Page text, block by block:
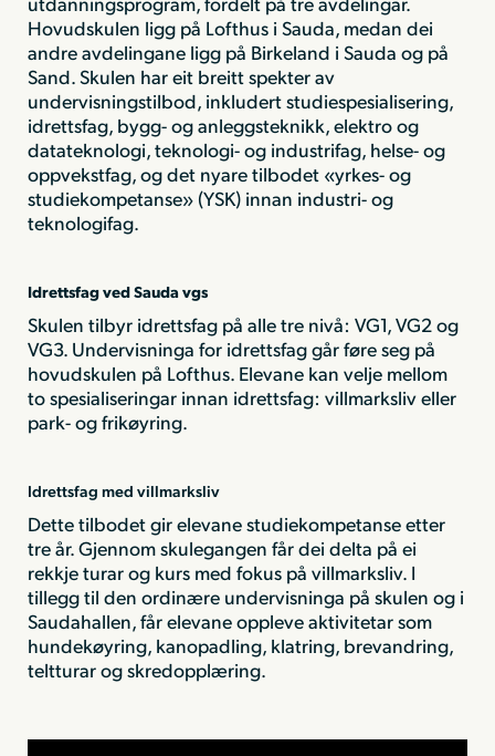
Hovudskulen ligg på Lofthus i Sauda, medan dei
andre avdelingane ligg på Birkeland i Sauda og på
Sand. Skulen har eit breitt spekter av
undervisningstilbod, inkludert studiespesialisering,
idrettsfag, bygg- og anleggsteknikk, elektro og
datateknologi, teknologi- og industrifag, helse- og
oppvekstfag, og det nyare tilbodet «yrkes- og
studiekompetanse» (YSK) innan industri- og
teknologifag.
Idrettsfag ved Sauda vgs
Skulen tilbyr idrettsfag på alle tre nivå: VG1, VG2 og
VG3. Undervisninga for idrettsfag går føre seg på
hovudskulen på Lofthus. Elevane kan velje mellom
to spesialiseringar innan idrettsfag: villmarksliv eller
park- og frikøyring.
Idrettsfag med villmarksliv
Dette tilbodet gir elevane studiekompetanse etter
tre år. Gjennom skulegangen får dei delta på ei
rekkje turar og kurs med fokus på villmarksliv. I
tillegg til den ordinære undervisninga på skulen og i
Saudahallen, får elevane oppleve aktivitetar som
hundekøyring, kanopadling, klatring, brevandring,
teltturar og skredopplæring.